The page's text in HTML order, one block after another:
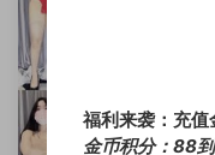
福利来袭：充值
金币积分：88